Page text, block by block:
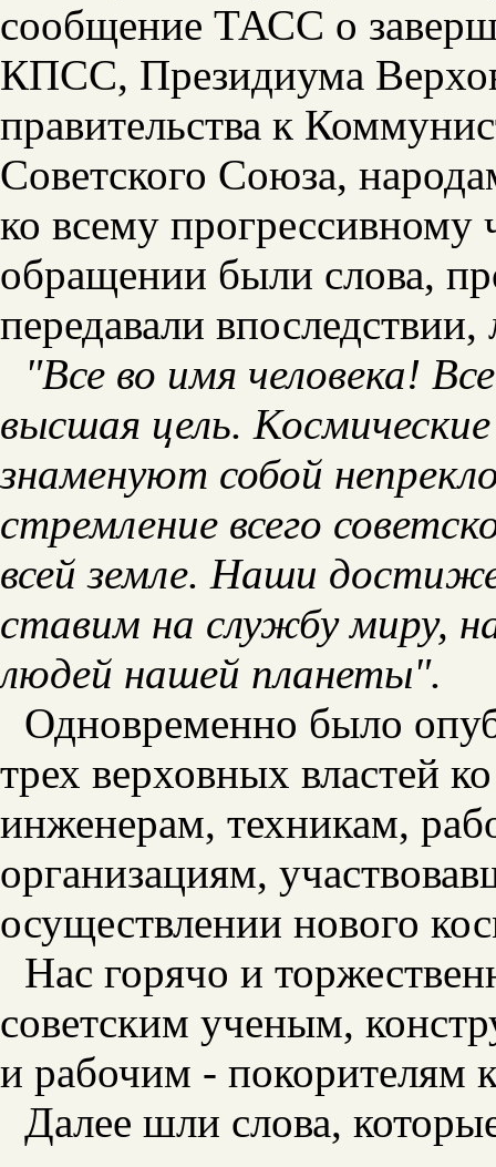
сообщение ТАСС о
КПСС, Президиума
правительства к
Советского Союза,
ко всему прогрессивному
обращении были слова,
передавали
"Все во имя человека!
высшая цель.
знаменуют собой
стремление всего
всей земле. Наши
ставим на службу миру,
людей нашей планеты".
Одновременно было
трех верховных властей
инженерам, техникам,
организациям,
осуществлении нового
Нас горячо и
советским ученым,
и рабочим - покорителям
Далее шли слова,